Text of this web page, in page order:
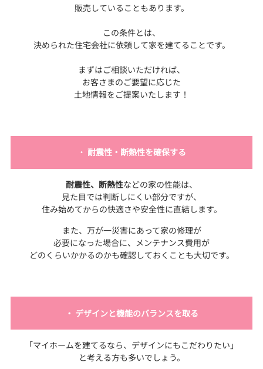
販売していることもあります。
この条件とは、
決められた住宅会社に依頼して家を建てることです。
まずはご相談いただければ、
お客さまのご要望に応じた
土地情報をご提案いたします！
・ 耐震性・断熱性を確保する
耐震性、断熱性などの家の性能は、
見た目では判断しにくい部分ですが、
住み始めてからの快適さや安全性に直結します。
また、万が一災害にあって家の修理が
必要になった場合に、メンテナンス費用が
どのくらいかかるのかも確認しておくことも大切です。
・ デザインと機能のバランスを取る
「マイホームを建てるなら、デザインにもこだわりたい」
と考える方も多いでしょう。